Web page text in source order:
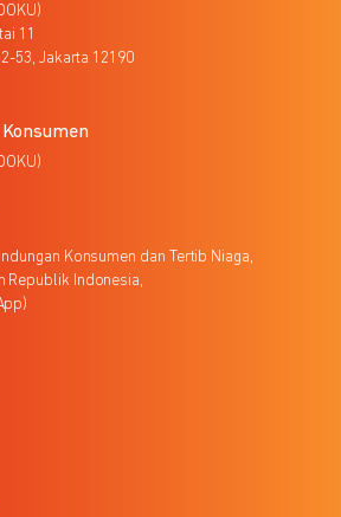
11
53, Jakarta 12190
Konsumen dan Tertib Niaga,
Republik Indonesia,